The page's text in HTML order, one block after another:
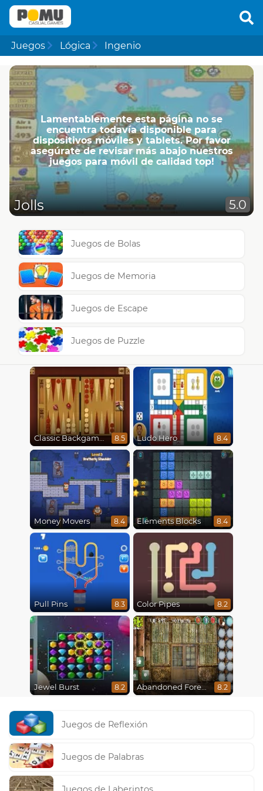
Juegos Lógica Ingenio
Lamentablemente esta página no se
encuentra todavía disponible para
dispositivos móviles y tablets. Por favor
asegúrate de revisar más abajo nuestros
juegos para móvil de calidad top!
Jolls 5.0
Juegos de Bolas
Juegos de Memoria
Juegos de Escape
Juegos de Puzzle
Classic Backgammon 8.5 Ludo Hero 8.4
Money Movers 8.4 Elements Blocks 8.4
Pull Pins 8.3 Color Pipes 8.2
Jewel Burst 8.2 Abandoned Forest House 8.2
Juegos de Reflexión
Juegos de Palabras